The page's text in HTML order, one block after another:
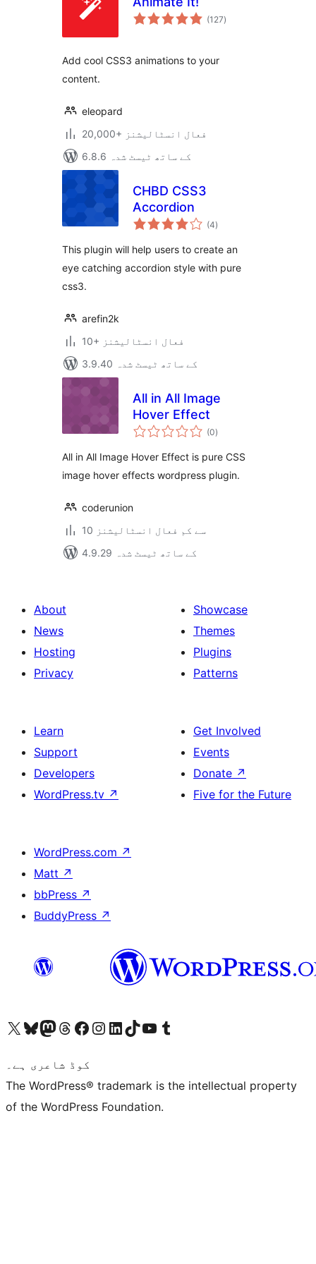
(127مجموعی
درجہ
)
Add cool CSS3 animations to your
content.
eleopard
20,000+ فعال انسٹالیشنز
6.8.6 کے ساتھ ٹیسٹ شدہ
CHBD CSS3
Accordion
(4مجموعی
درجہ
)
This plugin will help users to create an
eye catching accordion style with pure
css3.
arefin2k
10+ فعال انسٹالیشنز
3.9.40 کے ساتھ ٹیسٹ شدہ
All in All Image
Hover Effect
(0مجموعی
درجہ
)
All in All Image Hover Effect is pure CSS
image hover effects wordpress plugin.
coderunion
10 سے کم فعال انسٹالیشنز
4.9.29 کے ساتھ ٹیسٹ شدہ
About
News
Hosting
Privacy
Showcase
Themes
Plugins
Patterns
Learn
Support
Developers
WordPress.tv ↗
Get Involved
Events
Donate ↗
Five for the Future
WordPress.com ↗
Matt ↗
bbPress ↗
BuddyPress ↗
Visit our X (formerly Twitter) account
ہمارے بلیواسکائی اکاؤنٹ پر جائیں
Visit our Mastodon account
ہمارے ٹھریڈز اکاؤنٹ پر جائیں
Visit our Facebook page
Visit our Instagram account
Visit our LinkedIn account
ہمارے ٹک ٹاک اکاؤنٹ پر جائیں
Visit our YouTube channel
ہمارے ٹمبلر اکاؤنٹ پر جائیں
کوڈ شاعری ہے۔
The WordPress® trademark is the intellectual property
of the WordPress Foundation.